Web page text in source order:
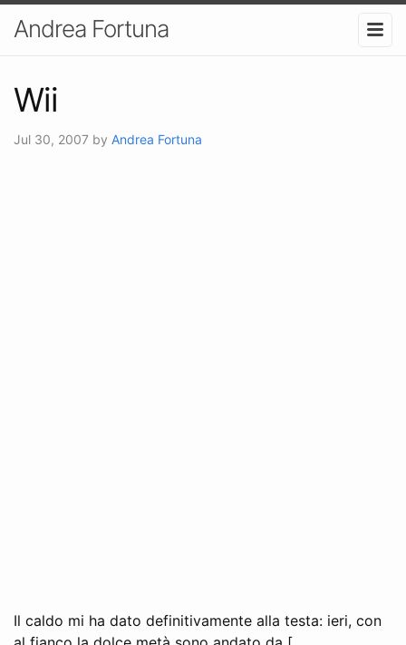
Andrea Fortuna
Wii
Jul 30, 2007 by Andrea Fortuna
Il caldo mi ha dato definitivamente alla testa: ieri, con